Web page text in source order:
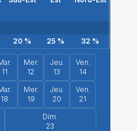
20 % 25% 32 %
11
Mer.
12
Jeu.
13
Ven.
14
18
Mer.
19
Jeu.
20
Ven.
21
Dim.
23